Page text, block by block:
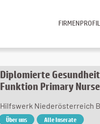
Diplomierte
Funktion Primary
Hilfswerk Niederösterreich
Über uns Alle Inserate